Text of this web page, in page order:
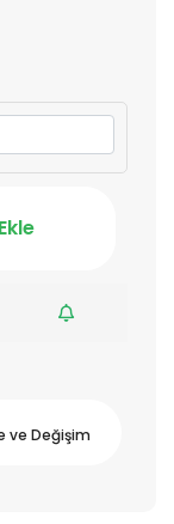
ve Değişim